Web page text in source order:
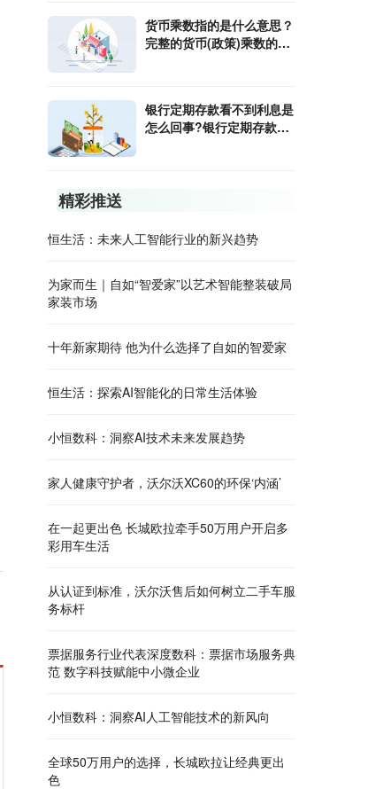
货币乘数指的是什么意思？
完整的货币(政策)乘数的计
银行定期存款看不到利息是
怎么回事?银行定期存款利
精彩推送
恒生活：未来人工智能行业的新兴趋势
为家而生｜自如“智爱家”以艺术智能整装破局
家装市场
十年新家期待 他为什么选择了自如的智爱家
恒生活：探索AI智能化的日常生活体验
小恒数科：洞察AI技术未来发展趋势
家人健康守护者，沃尔沃XC60的环保‘内涵’
在一起更出色 长城欧拉牵手50万用户开启多
彩用车生活
从认证到标准，沃尔沃售后如何树立二手车服
务标杆
票据服务行业代表深度数科：票据市场服务典
范 数字科技赋能中小微企业
小恒数科：洞察AI人工智能技术的新风向
全球50万用户的选择，长城欧拉让经典更出
色